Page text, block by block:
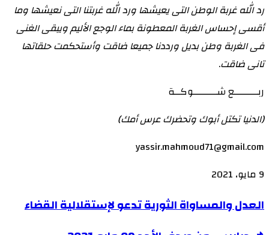
رد الله غربة الوطن التى يعيشها ورد الله غربتنا التى نعيشها وما
أقسى إحساس الغربة المعطونة بماء الوجع الأليم ويبقى الغنى
فى الغربة وطن بديل ورددنا جميعا ضاقت وأستحكمت حلقاتها
تانى ضاقت.
ربــــــــع شــــــــوكــة
(الدنيا تكتل أبوك وتحضرك عرس أمك)
yassir.mahmoud71@gmail.com
9 مايو، 2021
العدل
العدل والمساواة الثورية تدعو لإستقلالية القضاء